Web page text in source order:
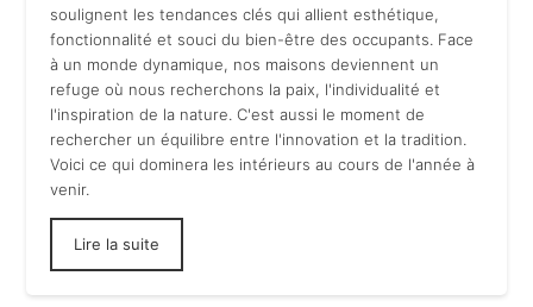
soulignent les tendances clés qui allient esthétique,
fonctionnalité et souci du bien-être des occupants. Face
à un monde dynamique, nos maisons deviennent un
refuge où nous recherchons la paix, l'individualité et
l'inspiration de la nature. C'est aussi le moment de
rechercher un équilibre entre l'innovation et la tradition.
Voici ce qui dominera les intérieurs au cours de l'année à
venir.
Lire la suite